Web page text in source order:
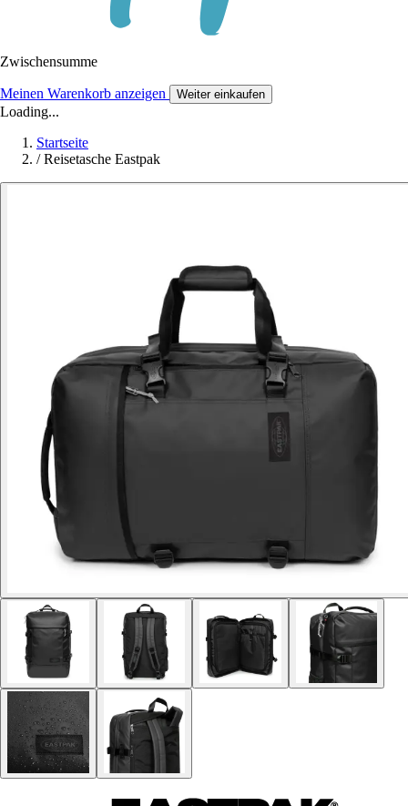
Zwischensumme
Meinen Warenkorb anzeigen Weiter einkaufen
Loading...
Startseite
/ Reisetasche Eastpak